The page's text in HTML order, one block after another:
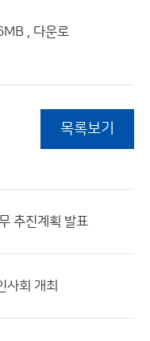
, 다운로
목록보기
추진계획 발표
사회 개최